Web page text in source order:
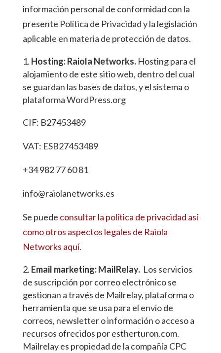
información personal de conformidad con la
presente Política de Privacidad y la legislación
aplicable en materia de protección de datos.
Hosting: Raiola Networks.Hosting para el
alojamiento de este sitio web, dentro del cual
se guardan las bases de datos, yel sistema o
plataforma WordPress.org
CIF: B27453489
VAT: ESB27453489
+34 982 77 60 81
info@raiolanetworks.es
Se puede consultar la política de privacidad así
como otros aspectos legales de Raiola
Networks aquí.
Email marketing: MailRelay. Los servicios
de suscripción por correo electrónico se
gestionan a través de Mailrelay, plataforma o
herramienta que se usa para el envío de
correos, newsletter o información o acceso a
recursos ofrecidos por estherturon.com.
Mailrelay es propiedad de la compañía CPC